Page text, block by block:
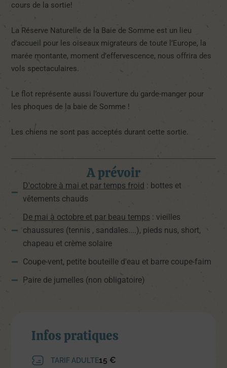
cours de la sortie!
La Réserve Naturelle de la Baie de Somme est un lieu
d’accueil pour les oiseaux migrateurs de toute l’Europe, la
marée montante, moment d’effervescence, nous offrira des
vols spectaculaires.
Le flot représente aussi l’ouverture du garde-manger pour
les phoques de la baie de Somme !
Les chiens ne sont pas acceptés durant cette sortie.
A prévoir
D'octobre à mai et par temps froid : bottes et
vêtements chauds
De mai à octobre et par beau temps : vieilles
chaussures (tennis , sandales....), pieds nus, short,
chapeau et crème solaire
Coupe-vent, petite bouteille d'eau et barre coupe-faim
Paire de jumelles (non obligatoire)
Infos pratiques
TARIF ADULTE15 €